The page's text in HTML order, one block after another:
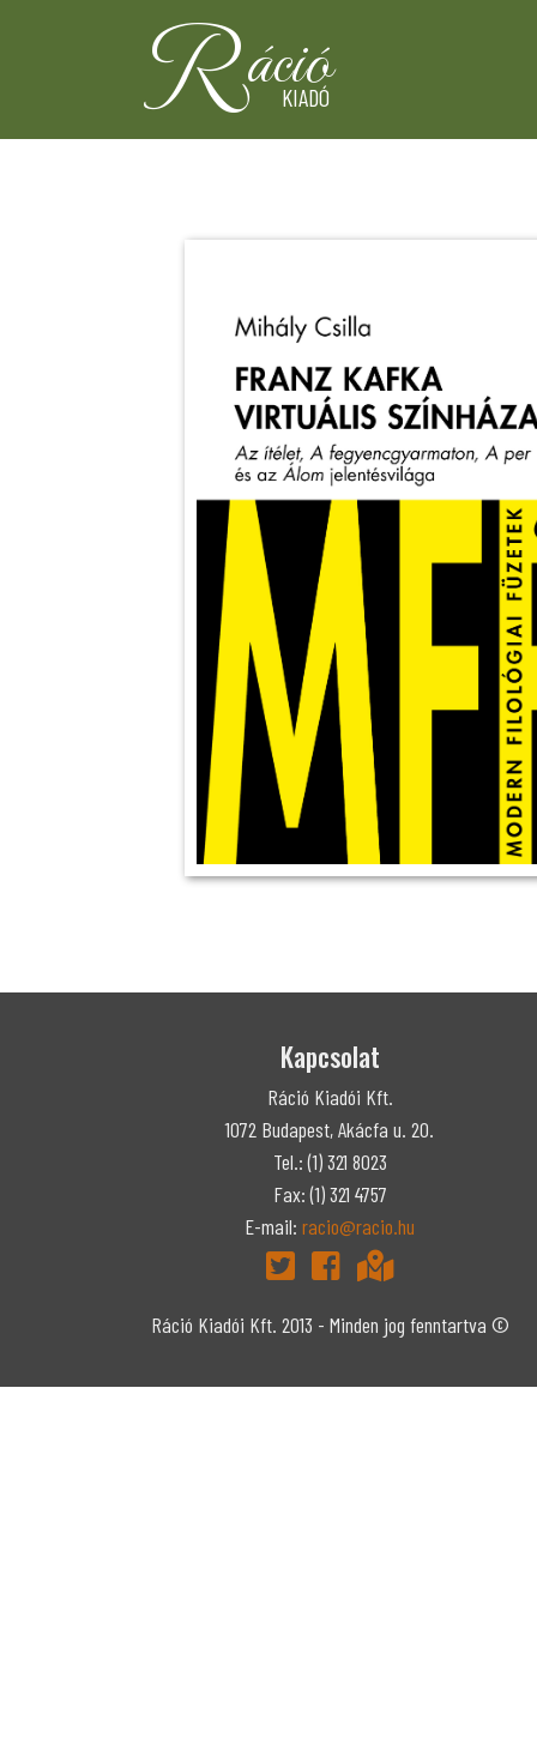
Ráció
KIADÓ
Kapcsolat
Ráció Kiadói Kft.
1072 Budapest, Akácfa u. 20.
Tel.: (1) 321 8023
Fax: (1) 321 4757
E-mail: racio@racio.hu
Ráció Kiadói Kft. 2013 - Minden jog fenntartva ©